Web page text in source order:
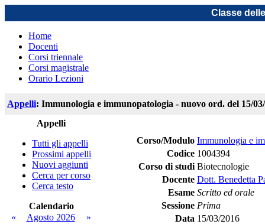
Classe
Home
Docenti
Corsi triennale
Corsi magistrale
Orario Lezioni
Appelli: Immunologia e immunopatologia - nuovo ord. del 15/
Appelli
Tutti gli appelli
Prossimi appelli
Nuovi aggiunti
Cerca per corso
Cerca testo
Calendario
«
Agosto 2026
»
Corso/Modulo Immunologia e
Codice 1004394
Corso di studi Biotecnologie
Docente Dott. Benedetta
Esame Scritto ed orale
Sessione Prima
Data 15/03/2016